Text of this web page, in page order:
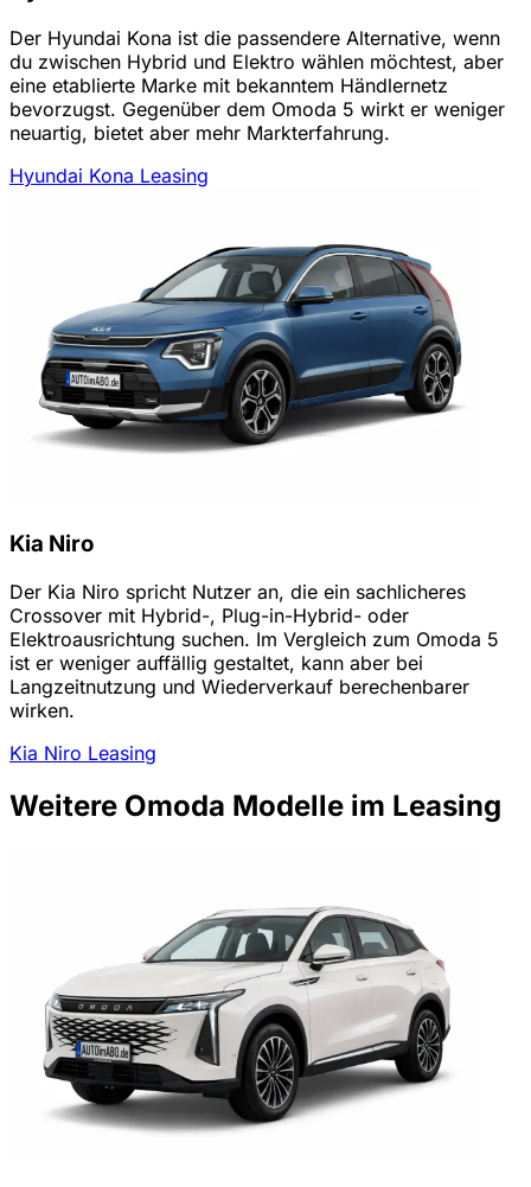
Der Hyundai Kona ist die passendere Alternative, wenn
du zwischen Hybrid und Elektro wählen möchtest, aber
eine etablierte Marke mit bekanntem Händlernetz
bevorzugst. Gegenüber dem Omoda 5 wirkt er weniger
neuartig, bietet aber mehr Markterfahrung.
Hyundai Kona Leasing
Kia Niro
Der Kia Niro spricht Nutzer an, die ein sachlicheres
Crossover mit Hybrid-, Plug-in-Hybrid- oder
Elektroausrichtung suchen. Im Vergleich zum Omoda 5
ist er weniger auffällig gestaltet, kann aber bei
Langzeitnutzung und Wiederverkauf berechenbarer
wirken.
Kia Niro Leasing
Weitere Omoda Modelle im Leasing